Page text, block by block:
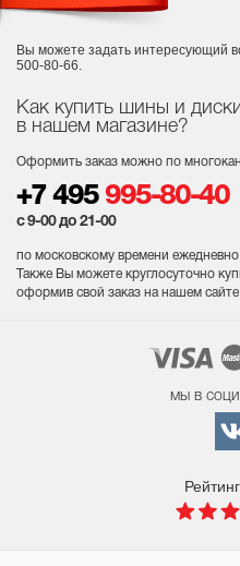
Как купить шины и
в нашем магазине?
Оформить заказ можно по
+7 495 995-80-40
с 9-00 до 21-00
по московскому времени
Также Вы можете круглосуточно
оформив свой заказ на нашем сайте.
Вы можете задать интересующий
500-80-66.
мы в